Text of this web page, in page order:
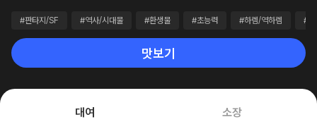
#판타지/SF #역사/시대물 #환생물 #초능력 #하렘/역하렘 #5
맛보기
대여 소장